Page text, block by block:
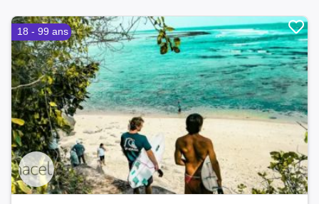
18 - 99 ans